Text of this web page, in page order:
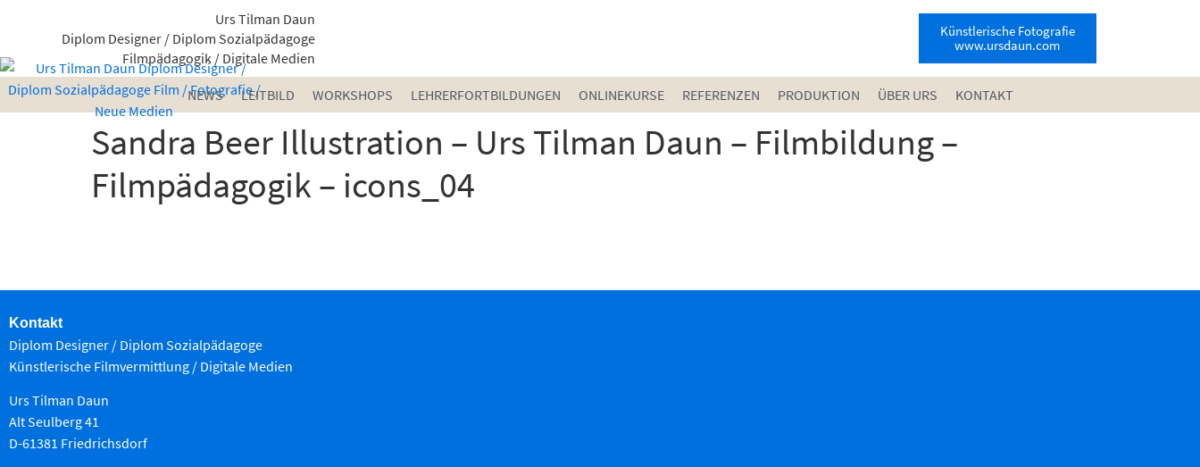
Urs Tilman Daun
Diplom Designer / Diplom Sozialpädagoge
Filmpädagogik / Digitale Medien
Künstlerische Fotografie
www.ursdaun.com
NEWS LEITBILD WORKSHOPS LEHRERFORTBILDUNGEN ONLINEKURSE REFERENZEN PRODUKTION ÜBER URS KONTAKT
Sandra Beer Illustration – Urs Tilman Daun – Filmbildung –
Filmpädagogik – icons_04
Kontakt
Diplom Designer / Diplom Sozialpädagoge
Künstlerische Filmvermittlung / Digitale Medien
Urs Tilman Daun
Alt Seulberg 41
D-61381 Friedrichsdorf